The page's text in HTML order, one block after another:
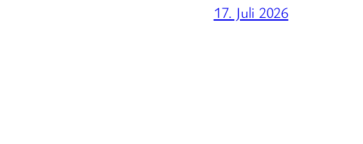
17. Juli 2026